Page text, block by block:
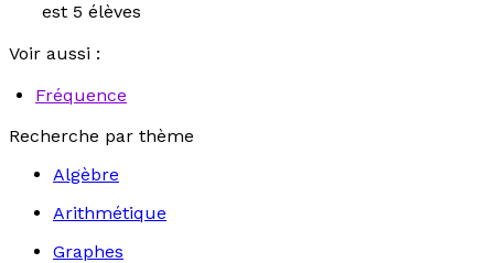
est 5 élèves
Voir aussi :
Fréquence
Recherche par thème
Algèbre
Arithmétique
Graphes